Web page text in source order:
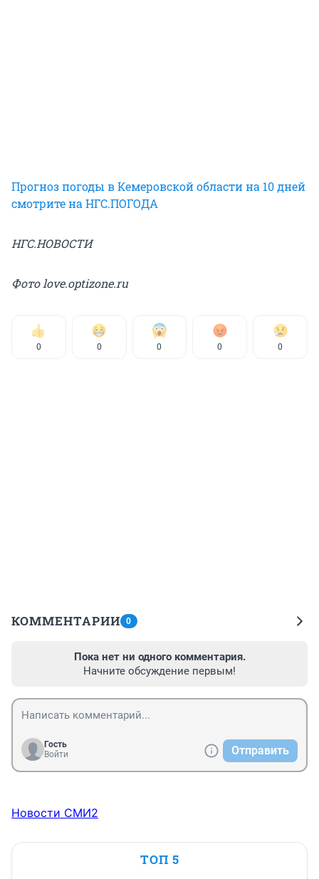
Прогноз погоды в Кемеровской области на 10 дней
смотрите на НГС.ПОГОДА
НГС.НОВОСТИ
Фото love.optizone.ru
0 0 0 0 0
КОММЕНТАРИИ 0
Пока нет ни одного комментария.
Начните обсуждение первым!
Гость
Войти
Отправить
Новости СМИ2
ТОП 5